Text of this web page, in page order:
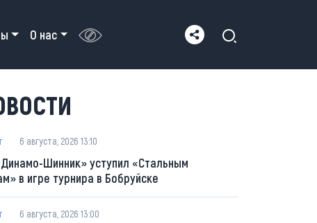
О нас
6 августа, 2026 13:10
Шинник» уступил «Стальным
в игре турнира в Бобруйске
6 августа, 2026 13:00